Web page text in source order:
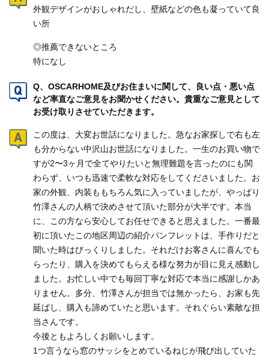
外観デザインがおしゃれだし、壁紙などの色も凝っていて良
い所
◎推薦できないところ
特になし
Q、OSCARHOME及びお住まいに関して、良い点・悪い点
など率直なご意見をお聞かせください。貴重なご意見として
お受け取りさせていただきます。
この度は、大変お世話になりました。急なお家探しで右も左
も分からない中沢山お世話になりました。一生のお買い物で
すが2〜3ヶ月で全てやりたいと無理難題を言ったのにも関
わらず、いつも迅速で柔軟な対応をしてくださいました。お
家の外観、内装ももちろん気に入っていましたが、やっぱり
竹澤さんの人柄で決めさせて頂いた部分が大半です。本当
に、この方なら安心してお任せできると思えました。一番最
初に頂いたこの地区周辺の紹介パンフレットは、手作りだと
聞いた時はびっくりしました。それだけお客さんに喜んでも
らったり、購入を決めてもらえる様な努力が目に見え感動し
ました。お忙しい中でも毎回丁寧な対応で本当に感謝しかあ
りません。多分、竹澤さんが担当では無かったら、お家も先
延ばし、購入も諦めていたと思います。それぐらい素敵な担
当さんです。
今後ともよろしくお願いします。
1つ言うなら窓のサッシをとめているねじが飛び出していた